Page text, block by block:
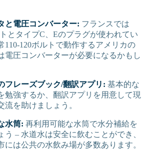
と電圧コンバーター: フランスでは
とタイプC、Eのプラグが使われてい
110-120ボルトで動作するアメリカの
電圧コンバーターが必要になるかもし
フレーズブック/翻訳アプリ: 基本的な
勉強するか、翻訳アプリを用意して現
流を助けましょう。
水筒: 再利用可能な水筒で水分補給を
う – 水道水は安全に飲むことができ、
には公共の水飲み場が多数あります。